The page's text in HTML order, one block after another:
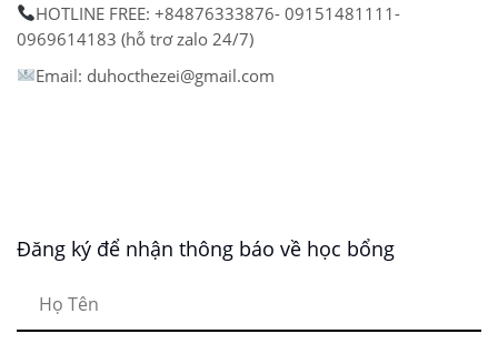
HOTLINE FREE: +84876333876- 09151481111-
0969614183 (hỗ trơ zalo 24/7)
Email: duhocthezei@gmail.com
Đăng ký để nhận thông báo về học bổng